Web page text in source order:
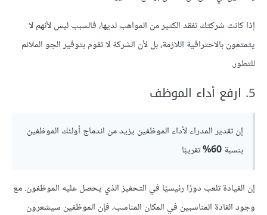
إذا كانت شركتك تفقد الكثير من المواهب لديها، فالسبب ليس لأنهم لا
يتمتعون بالاحترافية اللازمة، بل لأن الشركة لا تقوم بتوفير الجو الملائم
للتطور.
5. ارفع أداء الموظف
إن تقدير المدراء لأداء الموظفين يزيد من اندماج أولئك الموظفين
بنسبة60% تقريبًا
إن القيادة تلعب دورًا رئيسيًا في التحفيز الذي يحصل عليه الموظفون. مع
وجود القادة المناسبين في المكان المناسب، فإن الموظفين سيشعرون